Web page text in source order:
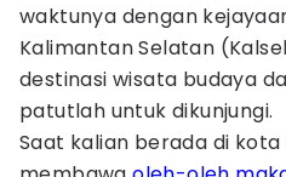
waktunya dengan
Kalimantan Selatan
destinasi wisata budaya
patutlah untuk dikunjungi.
Saat kalian berada di kota